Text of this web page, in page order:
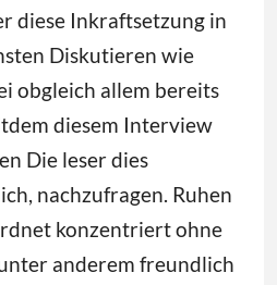
diese Inkraftsetzung in
Diskutieren wie
obgleich allem bereits
diesem Interview
Die leser dies
nachzufragen. Ruhen
konzentriert ohne
anderem freundlich